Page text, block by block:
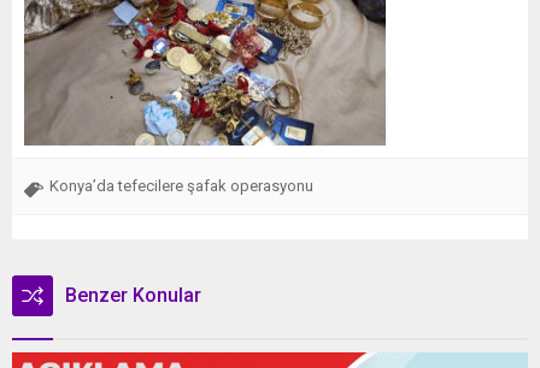
Konya’da tefecilere şafak operasyonu
Benzer Konular